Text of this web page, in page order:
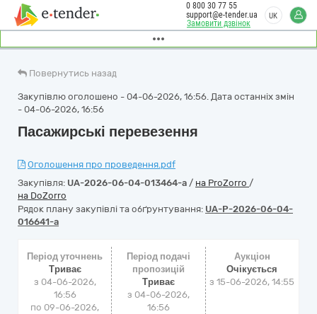
Замовити дзвінок
0 800 30 77 55
support@e-tender.ua
UK
Повернутись назад
Закупівлю оголошено - 04-06-2026, 16:56. Дата останніх змін
- 04-06-2026, 16:56
Пасажирські перевезення
Оголошення про проведення.pdf
Закупівля: UA-2026-06-04-013464-a / на ProZorro /
на DoZorro
Рядок плану закупівлі та обґрунтування: UA-P-2026-06-04-
016641-a
Період уточнень
Триває
з 04-06-2026,
16:56
по 09-06-2026,
Період подачі
пропозицій
Триває
з 04-06-2026,
16:56
Аукціон
Очікується
з15-06-2026, 14:55